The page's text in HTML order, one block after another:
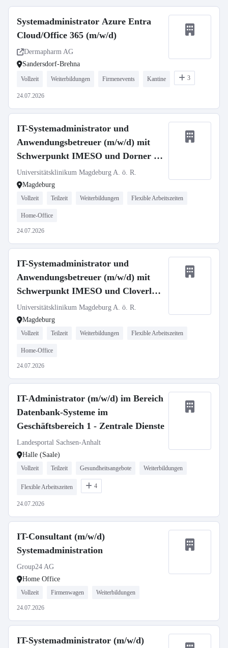
Systemadministrator Azure Entra
Cloud/Office 365 (m/w/d)
Dermapharm AG
Sandersdorf-Brehna
Vollzeit Weiterbildungen Firmenevents Kantine 3
24.07.2026
IT-Systemadministrator und
Anwendungsbetreuer (m/w/d) mit
Schwerpunkt IMESO und Dorner –
Abteilung Klinische Applikationen –
UMMD changeMITdigital GmbH
Universitätsklinikum Magdeburg A. ö. R.
Magdeburg
Vollzeit Teilzeit Weiterbildungen Flexible Arbeitszeiten
Home-Office
24.07.2026
IT-Systemadministrator und
Anwendungsbetreuer (m/w/d) mit
Schwerpunkt IMESO und Cloverleaf
– Abteilung Klinische Applikationen
– UMMD changeMITdigital GmbH
Universitätsklinikum Magdeburg A. ö. R.
Magdeburg
Vollzeit Teilzeit Weiterbildungen Flexible Arbeitszeiten
Home-Office
24.07.2026
IT-Administrator (m/w/d) im Bereich
Datenbank-Systeme im
Geschäftsbereich 1 - Zentrale Dienste
Landesportal Sachsen-Anhalt
Halle (Saale)
Vollzeit Teilzeit Gesundheitsangebote Weiterbildungen
Flexible Arbeitszeiten 4
24.07.2026
IT-Consultant (m/w/d)
Systemadministration
Group24 AG
Home Office
Vollzeit Firmenwagen Weiterbildungen
24.07.2026
IT-Systemadministrator (m/w/d)